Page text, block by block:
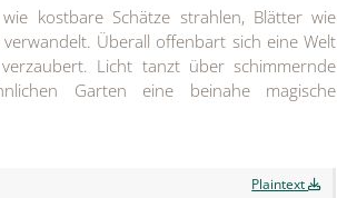
kostbare Schätze strahlen, Blätter wie
Überall offenbart sich eine Welt
Licht tanzt über schimmernde
Garten eine beinahe magische
Plaintext